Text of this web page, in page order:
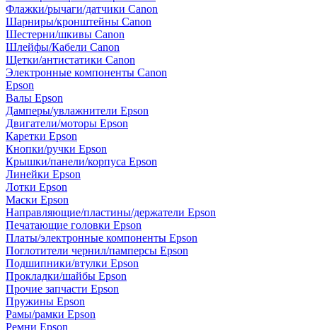
Флажки/рычаги/датчики Canon
Шарниры/кронштейны Canon
Шестерни/шкивы Canon
Шлейфы/Кабели Canon
Щетки/антистатики Canon
Электронные компоненты Canon
Epson
Валы Epson
Дамперы/увлажнители Epson
Двигатели/моторы Epson
Каретки Epson
Кнопки/ручки Epson
Крышки/панели/корпуса Epson
Линейки Epson
Лотки Epson
Маски Epson
Направляющие/пластины/держатели Epson
Печатающие головки Epson
Платы/электронные компоненты Epson
Поглотители чернил/памперсы Epson
Подшипники/втулки Epson
Прокладки/шайбы Epson
Прочие запчасти Epson
Пружины Epson
Рамы/рамки Epson
Ремни Epson